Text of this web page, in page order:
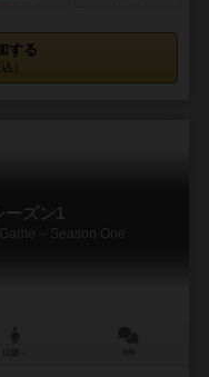
する
）
ズン1
– Season One